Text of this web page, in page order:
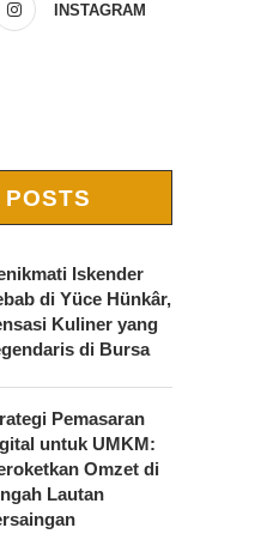
INSTAGRAM
Iskender
di Yüce Hünkâr,
Kuliner yang
di Bursa
Pemasaran
untuk UMKM:
Omzet di
Lautan